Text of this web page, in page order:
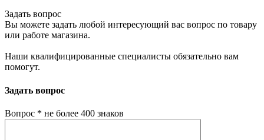
Задать вопрос
Вы можете задать любой интересующий вас вопрос по товару
или работе магазина.
Наши квалифицированные специалисты обязательно вам
помогут.
Задать вопрос
Вопрос * не более 400 знаков